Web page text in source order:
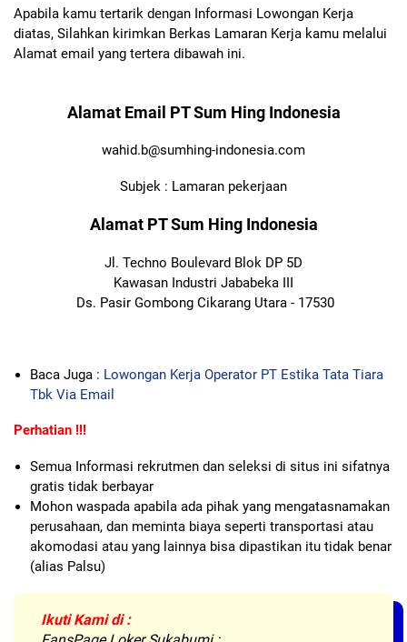
Apabila kamu tertarik dengan Informasi Lowongan Kerja
diatas, Silahkan kirimkan Berkas Lamaran Kerja kamu melalui
Alamat email yang tertera dibawah ini.
Alamat Email PT Sum Hing Indonesia
wahid.b@sumhing-indonesia.com
Subjek : Lamaran pekerjaan
Alamat PT Sum Hing Indonesia
Jl. Techno Boulevard Blok DP 5D
Kawasan Industri Jababeka III
Ds. Pasir Gombong Cikarang Utara - 17530
Baca Juga : Lowongan Kerja Operator PT Estika Tata Tiara
Tbk Via Email
Perhatian !!!
Semua Informasi rekrutmen dan seleksi di situs ini sifatnya
gratis tidak berbayar
Mohon waspada apabila ada pihak yang mengatasnamakan
perusahaan, dan meminta biaya seperti transportasi atau
akomodasi atau yang lainnya bisa dipastikan itu tidak benar
(alias Palsu)
Ikuti Kami di :